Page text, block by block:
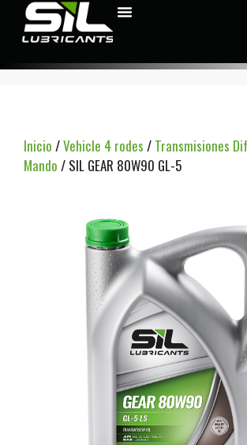
Inicio /Vehicle 4 rodes / Transmisiones
Mando / SIL GEAR 80W90 GL-5